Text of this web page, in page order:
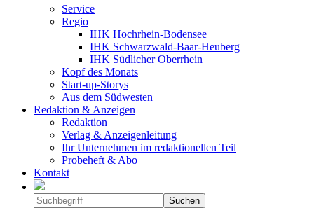
Service
Regio
IHK Hochrhein-Bodensee
IHK Schwarzwald-Baar-Heuberg
IHK Südlicher Oberrhein
Kopf des Monats
Start-up-Storys
Aus dem Südwesten
Redaktion & Anzeigen
Redaktion
Verlag & Anzeigenleitung
Ihr Unternehmen im redaktionellen Teil
Probeheft & Abo
Kontakt